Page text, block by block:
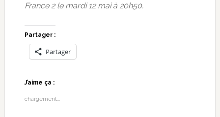
France 2 le mardi 12 mai à 20h50.
Partager :
Partager
J’aime ça :
chargement…